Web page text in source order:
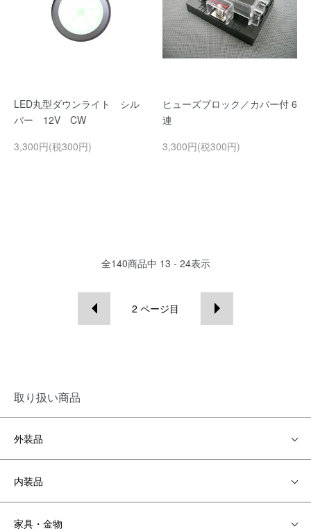
LED丸型ダウンライト シル
バー 12V CW
3,300円(税300円)
ヒューズブロック／カバー付 6
連
3,300円(税300円)
全140商品中 13 - 24表示
2 ページ目
取り扱い商品
外装品
内装品
家具・金物